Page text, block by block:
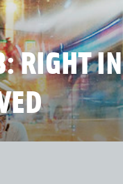
RIGHT IN